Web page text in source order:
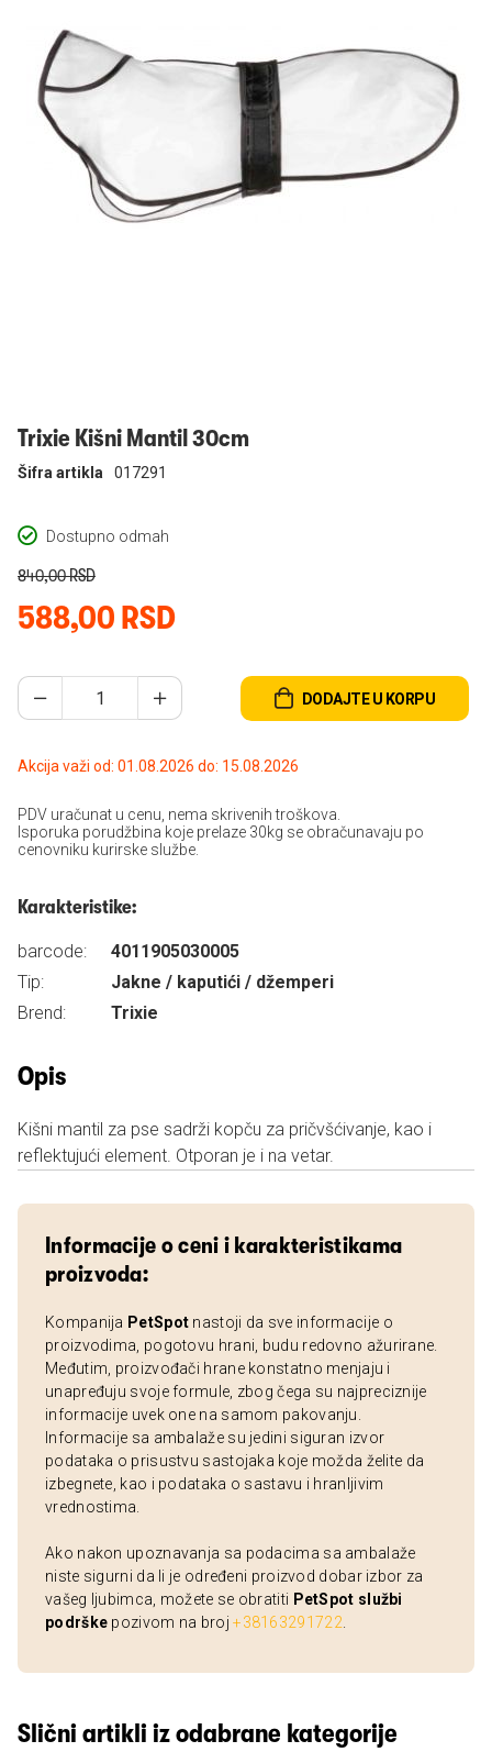
Prijavi se
Trixie Kišni Mantil 30cm
Dostupno odmah
Šifra artikla 017291
588,00 RSD
840,00 RSD
DODAJTE U KORPU
Akcija važi od: 01.08.2026 do: 15.08.2026
PDV uračunat u cenu, nema skrivenih troškova.
Isporuka porudžbina koje prelaze 30kg se obračunavaju po
cenovniku kurirske službe.
Karakteristike:
barcode:
4011905030005
Tip:
Jakne / kaputići / džemperi
Brend:
Trixie
Opis
Kišni mantil za pse sadrži kopču za pričvšćivanje, kao i
reflektujući element. Otporan je i na vetar.
Informacije o ceni i karakteristikama
proizvoda:
Kompanija PetSpot nastoji da sve informacije o
proizvodima, pogotovu hrani, budu redovno ažurirane.
Međutim, proizvođači hrane konstatno menjaju i
unapređuju svoje formule, zbog čega su najpreciznije
informacije uvek one na samom pakovanju.
Informacije sa ambalaže su jedini siguran izvor
podataka o prisustvu sastojaka koje možda želite da
izbegnete, kao i podataka o sastavu i hranljivim
vrednostima.
Ako nakon upoznavanja sa podacima sa ambalaže
niste sigurni da li je određeni proizvod dobar izbor za
vašeg ljubimca, možete se obratiti PetSpot službi
podrške pozivom na broj+38163291722
Slični artikli iz odabrane kategorije